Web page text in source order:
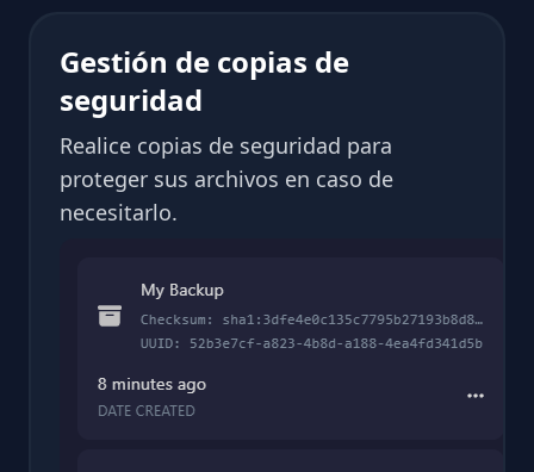
Gestión de copias de
seguridad
Realice copias de seguridad para
proteger sus archivos en caso de
necesitarlo.